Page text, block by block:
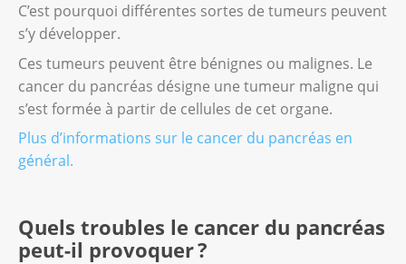
C’est pourquoi différentes sortes de tumeurs peuvent
s’y développer.
Ces tumeurs peuvent être bénignes ou malignes. Le
cancer du pancréas désigne une tumeur maligne qui
s’est formée à partir de cellules de cet organe.
Plus d’informations sur le cancer du pancréas en
général.
Quels troubles le cancer du pancréas
peut-il provoquer ?